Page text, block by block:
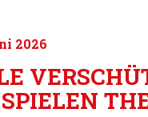
2026